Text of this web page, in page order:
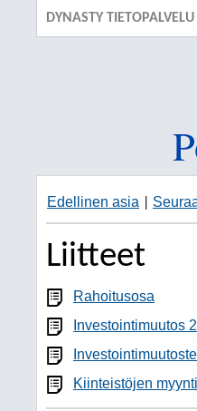
DYNASTY TIETOPALVELU
Edellinen asia
Liitteet
Rahoitusosa
Investointimuutos
Kiinteistöjen